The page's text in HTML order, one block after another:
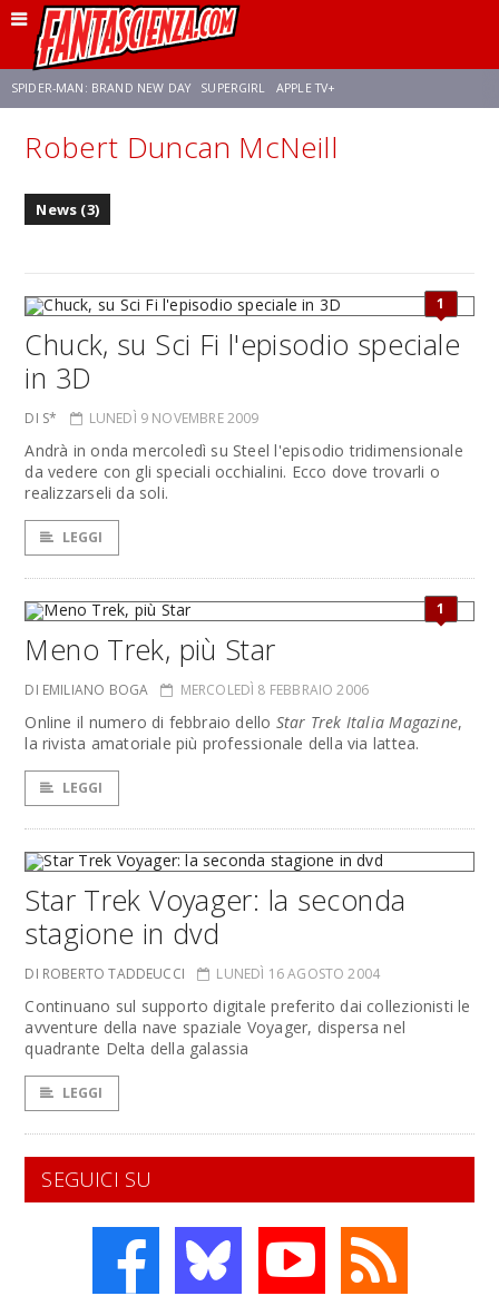
SPIDER-MAN: BRAND NEW DAY SUPERGIRL APPLE TV+
FRANCO RICCIARDIELLO ZENDAYA STAR TREK AVENGERS: DOOMSDAY
Robert Duncan McNeill
News (3)
1
Chuck, su Sci Fi l'episodio speciale
in 3D
DI S* LUNEDÌ 9 NOVEMBRE 2009
Andrà in onda mercoledì su Steel l'episodio tridimensionale
da vedere con gli speciali occhialini. Ecco dove trovarli o
realizzarseli da soli.
LEGGI
1
Meno Trek, più Star
DI EMILIANO BOGA MERCOLEDÌ 8 FEBBRAIO 2006
Online il numero di febbraio dello Star Trek Italia Magazine,
la rivista amatoriale più professionale della via lattea.
LEGGI
Star Trek Voyager: la seconda
stagione in dvd
DI ROBERTO TADDEUCCI LUNEDÌ 16 AGOSTO 2004
Continuano sul supporto digitale preferito dai collezionisti le
avventure della nave spaziale Voyager, dispersa nel
quadrante Delta della galassia
LEGGI
SEGUICI SU